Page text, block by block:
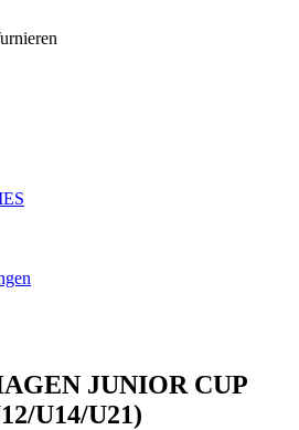
JUNIOR CUP
U14/U21)